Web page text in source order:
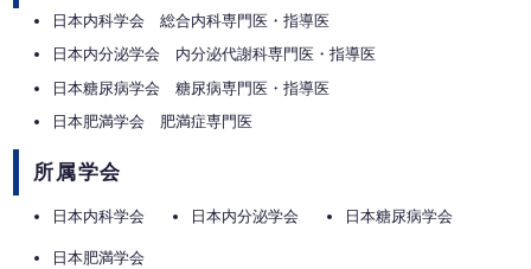
日本内科学会 総合内科専門医・指導医
日本内分泌学会 内分泌代謝科専門医・指導医
日本糖尿病学会 糖尿病専門医・指導医
日本肥満学会 肥満症専門医
所属学会
日本内科学会 日本内分泌学会 日本糖尿病学会
日本肥満学会